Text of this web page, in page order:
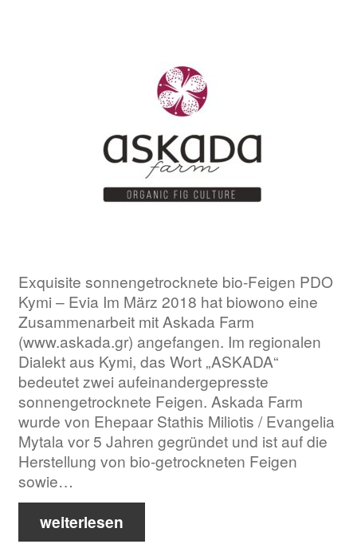
Exquisite sonnengetrocknete bio-Feigen PDO
Kymi – Evia Im März 2018 hat biowono eine
Zusammenarbeit mit Askada Farm
(www.askada.gr) angefangen. Im regionalen
Dialekt aus Kymi, das Wort „ASKADA“
bedeutet zwei aufeinandergepresste
sonnengetrocknete Feigen. Askada Farm
wurde von Ehepaar Stathis Miliotis / Evangelia
Mytala vor 5 Jahren gegründet und ist auf die
Herstellung von bio-getrockneten Feigen
sowie…
weiterlesen